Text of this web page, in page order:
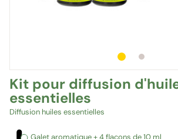
1sur 2 2sur 2
Kit pour diffusion
essentielles
Diffusion huiles essentielles
Galet aromatique + 4 flacons de 10 ml